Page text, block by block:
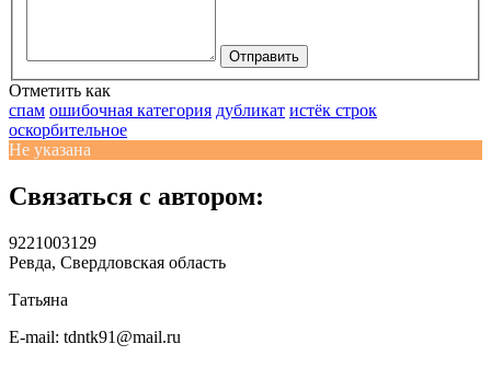
Отправить
Отметить как
спам ошибочная категория дубликат истёк строк
оскорбительное
Не указана
Связаться с автором:
9221003129
Ревда, Свердловская область
Татьяна
E-mail: tdntk91@mail.ru